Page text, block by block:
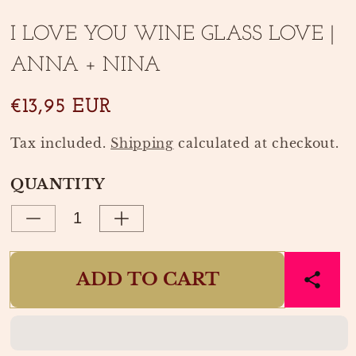
media
modal
in
modal
I LOVE YOU WINE GLASS LOVE |
ANNA + NINA
SKU:
€13,95 EUR
Tax included. Shipping calculated at checkout.
QUANTITY
Decrease
YOU
Increase
I
YOU
ADD TO CART